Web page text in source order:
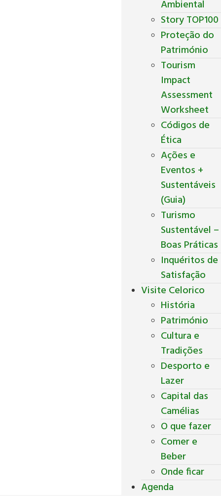
Ambiental
Story TOP100
Proteção do
Património
Tourism
Impact
Assessment
Worksheet
Códigos de
Ética
Ações e
Eventos +
Sustentáveis
(Guia)
Turismo
Sustentável –
Boas Práticas
Inquéritos de
Satisfação
Visite Celorico
História
Património
Cultura e
Tradições
Desporto e
Lazer
Capital das
Camélias
O que fazer
Comer e
Beber
Onde ficar
Agenda